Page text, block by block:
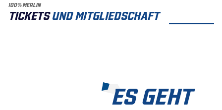
100% MERLIN
TICKETSUND MITGLIEDSCHAFT
ES GEHT